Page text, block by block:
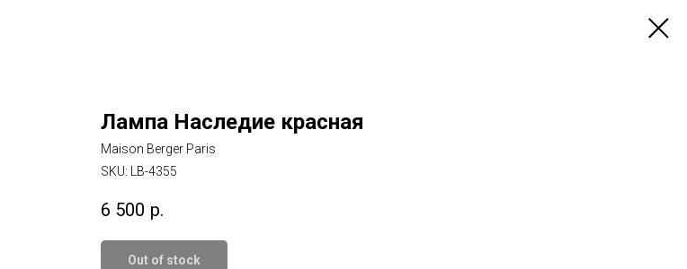
Лампа Наследие красная
Maison Berger Paris
SKU:
LB-4355
6 500 р.
Out of stock